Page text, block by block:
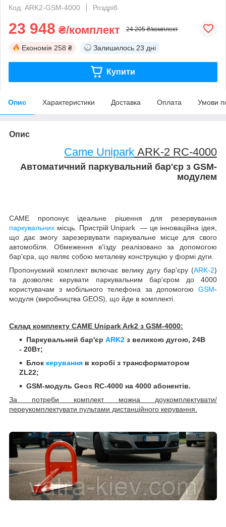
Код: ARK2-GSM-4000
Роздріб
23 948 ₴/комплект 24 205 ₴/комплект
Економія 258 ₴ Залишилось 23 дні
Купити
Опис Характеристики Доставка Оплата Умови
Опис
Came Unipark ARK-2 RC-4000
Автоматичний паркувальний бар'єр з GSM-
модулем
CAME пропонує ідеальне рішення для резервування
паркувальних місць. Пристрій Unipark — це інноваційна ідея,
що дає змогу зарезервувати паркувальне місце для свого
автомобіля. Обмеження в'їзду реалізовано за допомогою
бар'єра, що являє собою металеву конструкцію у формі дуги.
Пропонуємий комплект включає велику дугу бар'єру (ARK-2)
та дозволяє керувати паркувальним бар'єром до 4000
користувачам з мобільного телефона за допомогою GSM-
модуля (виробництва GEOS), що йде в комплекті.
Склад комплекту CAME Unipark Ark2 з GSM-4000:
Паркувальний бар'єр ARK2 з великою дугою, 24В
- 20Вт;
Блок керування в коробі з трансформатором
ZL22;
GSM-модуль Geos RC-4000 на 4000 абонентів.
За потреби комплект можна доукомплектувати/
переукомплектувати пультами дистанційного керування.